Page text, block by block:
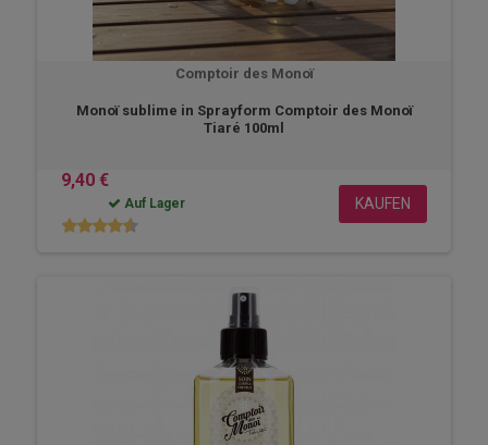
Comptoir des Monoï
Monoï sublime in Sprayform Comptoir des Monoï
Tiaré 100ml
9,40 €
Auf Lager KAUFEN